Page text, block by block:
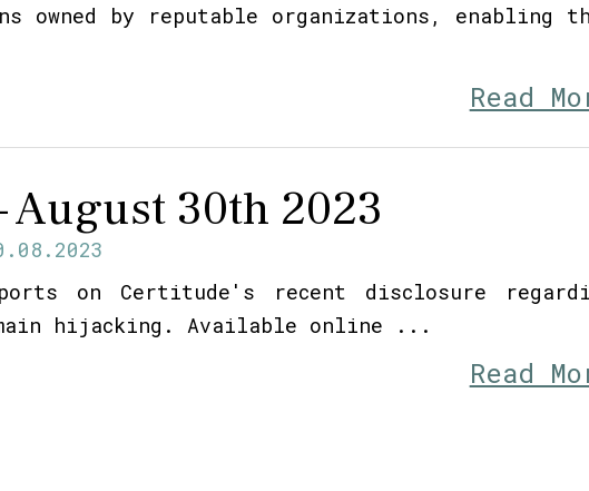
owned by reputable organizations, enabling
Read
August 30th 2023
on Certitude's recent disclosure
hijacking. Available online ...
Read